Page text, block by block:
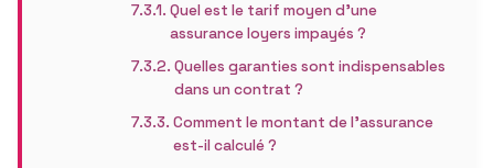
Quel est le tarif moyen d’une
assurance loyers impayés ?
Quelles garanties sont indispensables
dans un contrat ?
Comment le montant de l’assurance
est-il calculé ?